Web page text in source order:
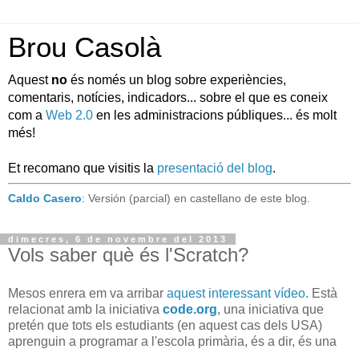
Brou Casolà
Aquest no és només un blog sobre experiències,
comentaris, notícies, indicadors... sobre el que es coneix
com a Web 2.0 en les administracions públiques... és molt
més!
Et recomano que visitis la presentació del blog.
Caldo Casero: Versión (parcial) en castellano de este blog.
dimecres, 6 de novembre del 2013
Vols saber què és l'Scratch?
Mesos enrera em va arribar aquest interessant vídeo. Està
relacionat amb la iniciativa code.org, una iniciativa que
pretén que tots els estudiants (en aquest cas dels USA)
aprenguin a programar a l'escola primària, és a dir, és una